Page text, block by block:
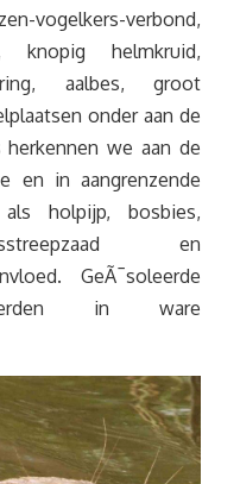
vogelkers-verbond,
knopig helmkruid,
aalbes, groot
onder aan de
we aan de
en in aangrenzende
holpijp, bosbies,
en
GeÃ¯soleerde
in ware